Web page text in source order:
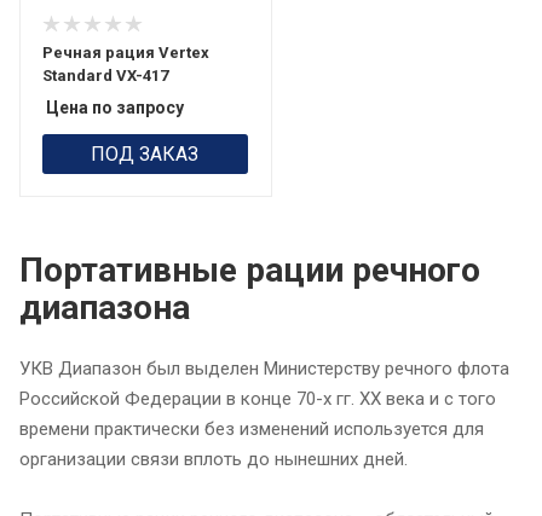
Речная рация Vertex
Standard VX-417
Цена по запросу
ПОД ЗАКАЗ
Портативные рации речного
диапазона
УКВ Диапазон был выделен Министерству речного флота
Российской Федерации в конце 70-x гг. XX века и с того
времени практически без изменений используется для
организации связи вплоть до нынешних дней.